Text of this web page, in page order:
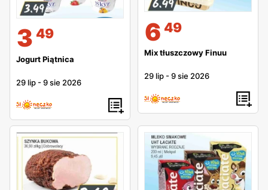
3 49
Jogurt Piątnica
29 lip -9 sie 2026
6 49
Mix tłuszczowy Finuu
29 lip -9 sie 2026